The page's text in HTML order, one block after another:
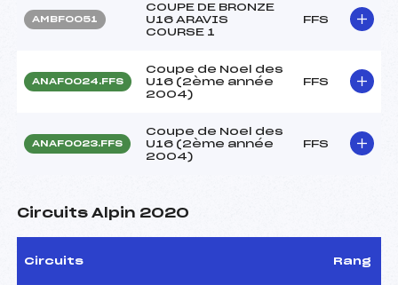
AMBF0051
COUPE DE BRONZE
U16 ARAVIS
COURSE 1
FFS
ANAF0024.FFS
Coupe de Noel des
U16 (2ème année
2004)
FFS
ANAF0023.FFS
Coupe de Noel des
U16 (2ème année
2004)
FFS
Circuits Alpin 2020
Circuits Rang